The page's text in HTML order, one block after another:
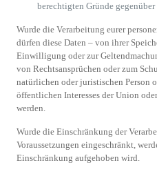
berechtigten Gründe
Wurde die Verarbeitung eurer
dürfen diese Daten – von ihrer
Einwilligung oder zur
von Rechtsansprüchen oder zum
natürlichen oder juristischen Person
öffentlichen Interesses der Union
werden.
Wurde die Einschränkung der
Voraussetzungen eingeschränkt,
Einschränkung aufgehoben wird.